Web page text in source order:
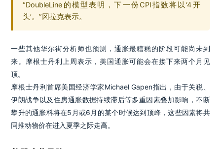
“DoubleLine的模型表明，下一份CPI指数将以‘4开
头’。”冈拉克表示。
一些其他华尔街分析师也预测，通胀最糟糕的阶段可能尚未到
来。摩根士丹利上周表示，美国通胀可能会在接下来两个月见
顶。
摩根士丹利首席美国经济学家Michael Gapen指出，由于关税、
伊朗战争以及住房通胀数据持续滞后等多重因素叠加影响，不断
攀升的通胀料将在5月或6月的某个时候达到顶峰，这些因素将共
同推动物价在进入夏季之际走高。